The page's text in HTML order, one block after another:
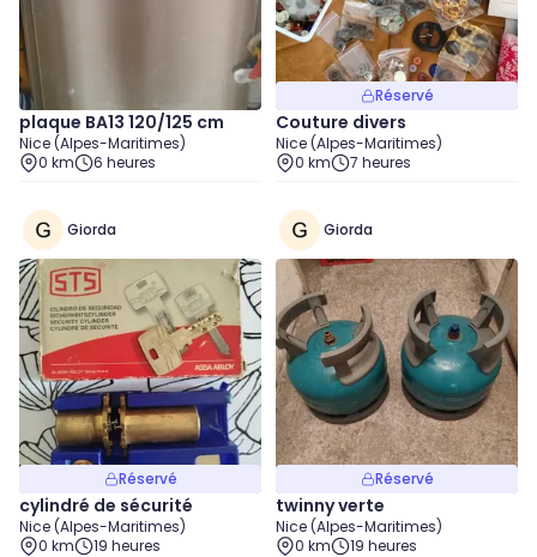
plaque BA13 120/125 cm
Nice (Alpes-Maritimes)
0 km
6 heures
Réservé
Couture divers
Nice (Alpes-Maritimes)
0 km
7 heures
Giorda
Réservé
cylindré de sécurité
Nice (Alpes-Maritimes)
0 km
19 heures
Giorda
Réservé
twinny verte
Nice (Alpes-Maritimes)
0 km
19 heures